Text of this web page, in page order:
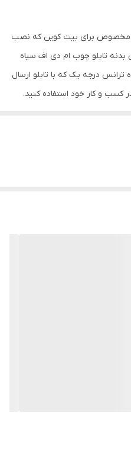
ویژه
مخصوص برای بیت کوین که نصب
تابلو چوب ام دی اف سیاه
ولت که همراه ترانس درجه یک که با تابلو ارسال
کسب و کار خود استفاده کنید.